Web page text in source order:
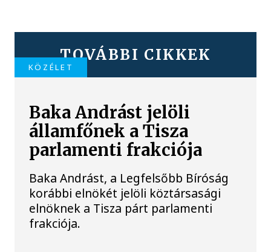
TOVÁBBI CIKKEK
KÖZÉLET
Baka Andrást jelöli
államfőnek a Tisza
parlamenti frakciója
Baka Andrást, a Legfelsőbb Bíróság
korábbi elnökét jelöli köztársasági
elnöknek a Tisza párt parlamenti
frakciója.